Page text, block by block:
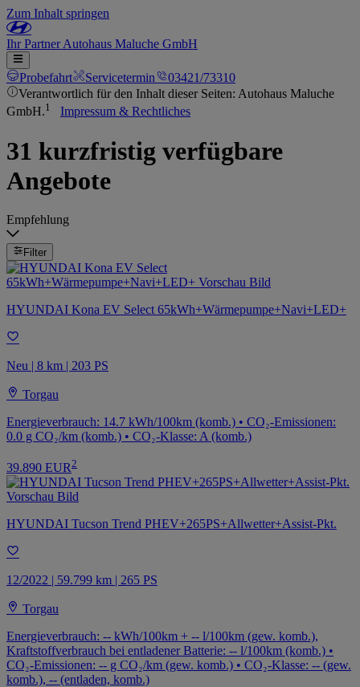
Zum Inhalt springen
IhrPartnerAutohaus Maluche GmbH
Probefahrt Servicetermin
03421/73310
Verantwortlich für den Inhalt dieser Seiten: Autohaus Maluche
GmbH.1 Impressum & Rechtliches
31 kurzfristig verfügbare
Angebote
Empfehlung
Filter
HYUNDAI Kona EV Select 65kWh+Wärmepumpe+Navi+LED+
Neu | 8 km | 203 PS
Torgau
Energieverbrauch: 14.7 kWh/100km (komb.) • CO₂-Emissionen:
0.0 g CO₂/km (komb.) • CO₂-Klasse: A (komb.)
39.890 EUR 2
HYUNDAI Tucson Trend PHEV+265PS+Allwetter+Assist-Pkt.
12/2022 | 59.799 km | 265 PS
Torgau
Energieverbrauch: -- kWh/100km + -- l/100km (gew. komb.),
Kraftstoffverbrauch bei entladener Batterie: -- l/100km (komb.) •
CO₂-Emissionen: -- g CO₂/km (gew. komb.) • CO₂-Klasse: -- (gew.
komb.), -- (entladen, komb.)